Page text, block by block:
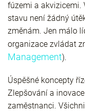
fúzemi a akvizicemi.
stavu není žádný
změnám. Jen málo
organizace zvládat
Management).
Úspěšné koncepty
Zlepšování a
zaměstnanci.